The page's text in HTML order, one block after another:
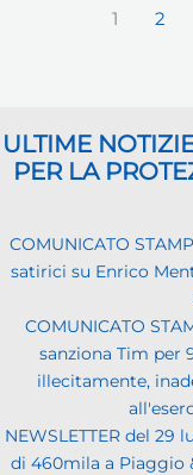
1 2
ULTIME
PER LA
COMUNICATO
satirici su Enrico
COMUNICATO
sanziona Tim per
illecitamente,
NEWSLETTER del 29
di 460mila a Piaggio